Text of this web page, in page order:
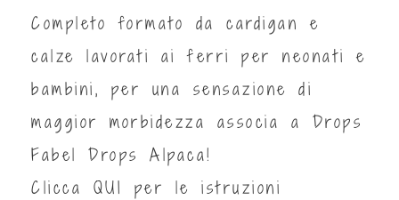
Completo formato da cardigan e
calze lavorati ai ferri per neonati e
bambini, per una sensazione di
maggior morbidezza associa a Drops
Fabel Drops Alpaca!
Clicca QUI
per le istruzioni